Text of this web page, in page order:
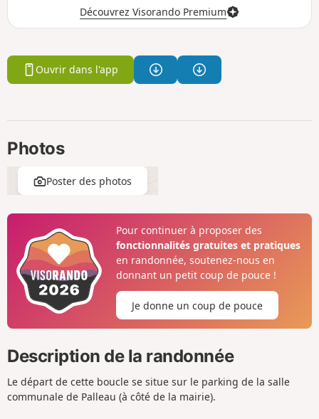
Découvrez Visorando Premium
Ouvrir dans l'app
Photos
Poster des photos
Pour continuer à proposer des
fonctionnalités gratuites et pratiques
en randonnée, soutenez-nous en
donnant un petit coup de pouce !
Je donne un coup de pouce
Description de la randonnée
Le départ de cette boucle se situe sur le parking de la salle
communale de Palleau (à côté de la mairie).